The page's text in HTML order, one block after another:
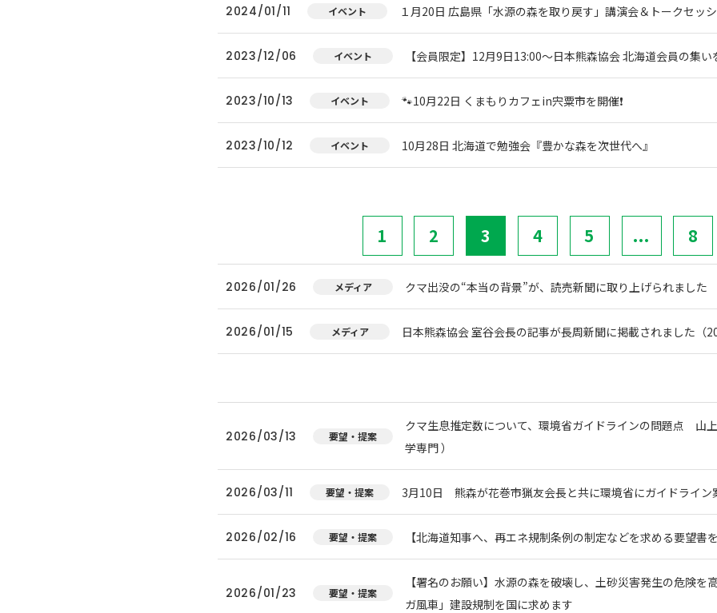
2024/01/11 イベント １月20日 広島県「水源の森を取り戻す」講演会＆トークセッ
2023/12/06 イベント 【会員限定】12月9日13:00～日本熊森協会 北海道会員の集い
2023/10/13 イベント 🐾10月22日 くまもりカフェin宍粟市を開催❗
2023/10/12 イベント 10月28日 北海道で勉強会『豊かな森を次世代へ』
1 2 3 4 5 ... 8
2026/01/26 メディア クマ出没の“本当の背景”が、読売新聞に取り上げられました
2026/01/15 メディア 日本熊森協会 室谷会長の記事が長周新聞に掲載されました（
2026/03/13 要望・提案
クマ生息推定数について、環境省ガイドラインの問題点 山
学専門 ）
2026/03/11 要望・提案 3月10日 熊森が花巻市猟友会長と共に環境省にガイドライン
2026/02/16 要望・提案 【北海道知事へ、再エネ規制条例の制定などを求める要望書
2026/01/23 要望・提案
【署名のお願い】水源の森を破壊し、土砂災害発生の危険を
ガ風車」建設規制を国に求めます